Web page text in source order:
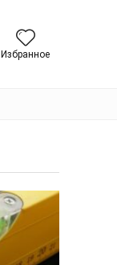
Избранное